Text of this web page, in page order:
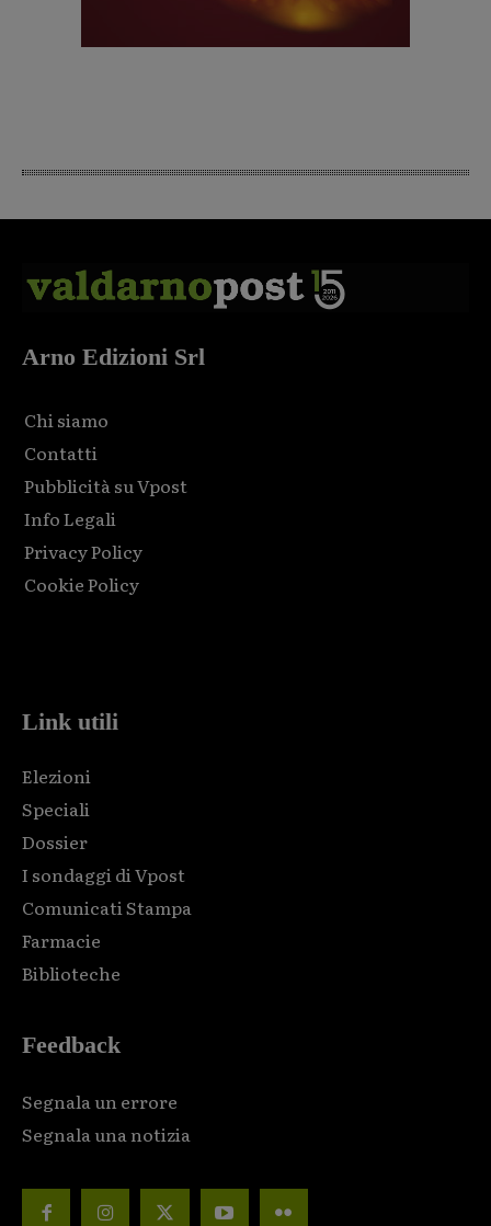
Arno Edizioni Srl
Chi siamo
Contatti
Pubblicità su Vpost
Info Legali
Privacy Policy
Cookie Policy
Link utili
Elezioni
Speciali
Dossier
I sondaggi di Vpost
Comunicati Stampa
Farmacie
Biblioteche
Feedback
Segnala un errore
Segnala una notizia